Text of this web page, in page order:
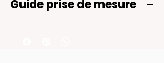
bandeau) et s’enfile tout
- Elastique fronceur à l'arrière dans
Repassage à faible température ou
Guide prise de mesure